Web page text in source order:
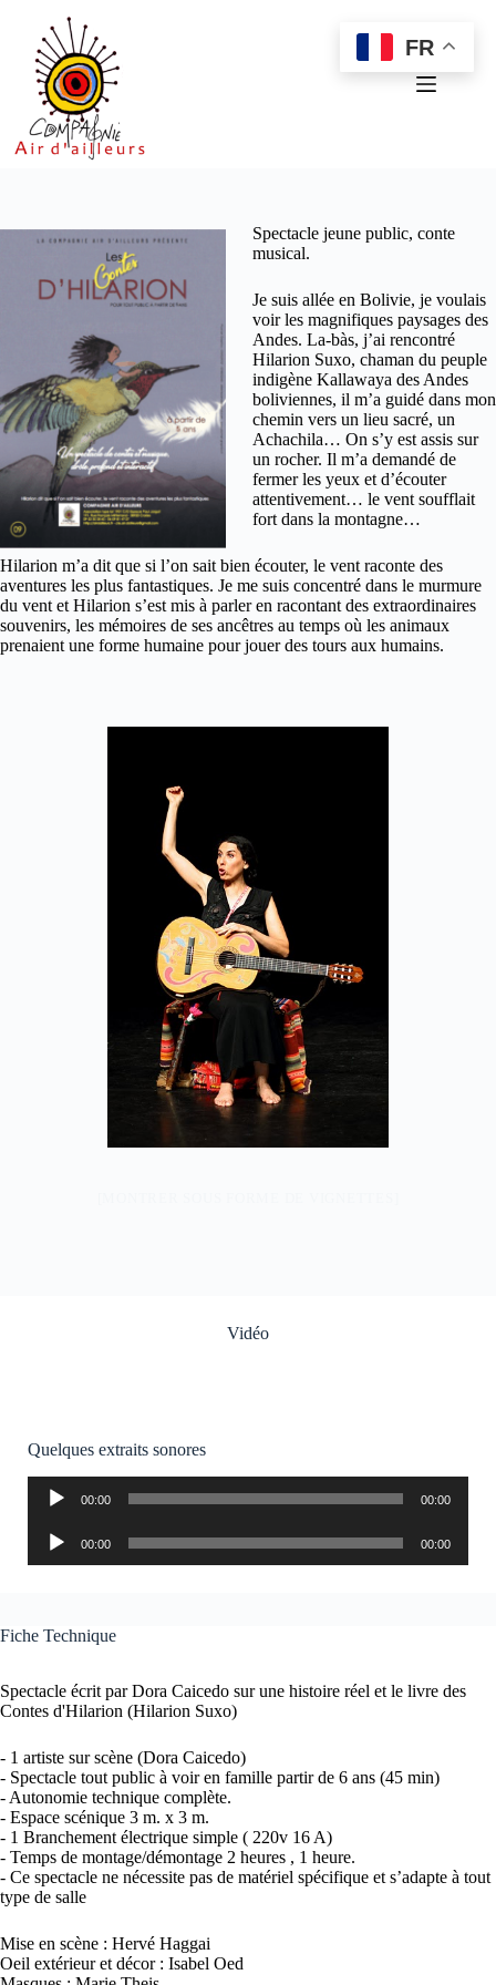
contenu
Spectacle jeune public, conte
musical.
Je suis allée en Bolivie, je voulais
voir les magnifiques paysages des
Andes. La-bàs, j’ai rencontré
Hilarion Suxo, chaman du peuple
indigène Kallawaya des Andes
boliviennes, il m’a guidé dans mon
chemin vers un lieu sacré, un
Achachila… On s’y est assis sur
un rocher. Il m’a demandé de
fermer les yeux et d’écouter
attentivement… le vent soufflait
fort dans la montagne…
Hilarion m’a dit que si l’on sait bien écouter, le vent raconte des
aventures les plus fantastiques. Je me suis concentré dans le murmure
du vent et Hilarion s’est mis à parler en racontant des extraordinaires
souvenirs, les mémoires de ses ancêtres au temps où les animaux
prenaient une forme humaine pour jouer des tours aux humains.
Vidéo
Quelques extraits sonores
Lecteur
audio
00:00 00:00
Lecteur
audio
00:00 00:00
Fiche Technique
Spectacle écrit par Dora Caicedo sur une histoire réel et le livre des
Contes d'Hilarion (Hilarion Suxo)
- 1 artiste sur scène (Dora Caicedo)
- Spectacle tout public à voir en famille partir de 6 ans (45 min)
- Autonomie technique complète.
- Espace scénique 3 m. x 3 m.
- 1 Branchement électrique simple ( 220v 16 A)
- Temps de montage/démontage 2 heures , 1 heure.
- Ce spectacle ne nécessite pas de matériel spécifique et s’adapte à tout
type de salle
Mise en scène : Hervé Haggai
Oeil extérieur et décor : Isabel Oed
FR